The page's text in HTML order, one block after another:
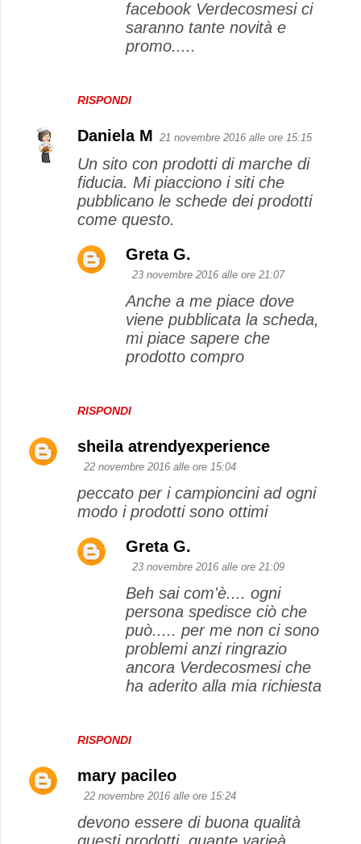
RISPONDI
facebook Verdecosmesi ci
saranno tante novità e
promo.....
Daniela M 21 novembre 2016 alle ore 15:15
Un sito con prodotti di marche di
fiducia. Mi piacciono i siti che
pubblicano le schede dei prodotti
come questo.
RISPONDI
Greta G.
23 novembre 2016 alle ore 21:07
Anche a me piace dove
viene pubblicata la scheda,
mi piace sapere che
prodotto compro
sheila atrendyexperience
22 novembre 2016 alle ore 15:04
peccato per i campioncini ad ogni
modo i prodotti sono ottimi
RISPONDI
Greta G.
23 novembre 2016 alle ore 21:09
Beh sai com'è.... ogni
persona spedisce ciò che
può..... per me non ci sono
problemi anzi ringrazio
ancora Verdecosmesi che
ha aderito alla mia richiesta
mary pacileo
22 novembre 2016 alle ore 15:24
devono essere di buona qualità